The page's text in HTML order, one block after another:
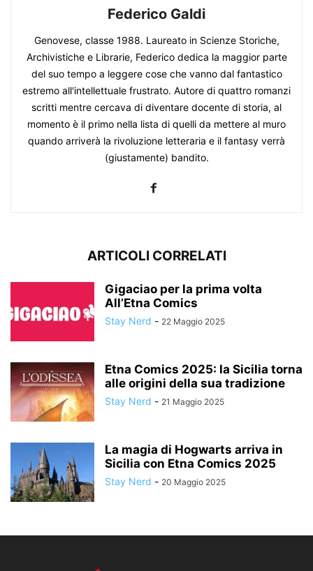
Federico Galdi
Genovese, classe 1988. Laureato in Scienze Storiche,
Archivistiche e Librarie, Federico dedica la maggior parte
del suo tempo a leggere cose che vanno dal fantastico
estremo all'intellettuale frustrato. Autore di quattro romanzi
scritti mentre cercava di diventare docente di storia, al
momento è il primo nella lista di quelli da mettere al muro
quando arriverà la rivoluzione letteraria e il fantasy verrà
(giustamente) bandito.
ARTICOLI CORRELATI
Gigaciao per la prima volta
All’Etna Comics
Stay Nerd - 22 Maggio 2025
Etna Comics 2025: la Sicilia torna
alle origini della sua tradizione
Stay Nerd - 21 Maggio 2025
La magia di Hogwarts arriva in
Sicilia con Etna Comics 2025
Stay Nerd - 20 Maggio 2025